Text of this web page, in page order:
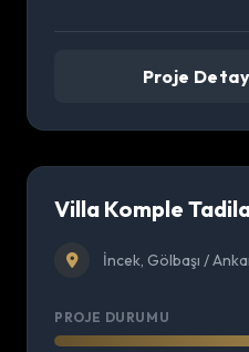
Proje
İncek, Gölbaşı /
PROJE DURUMU